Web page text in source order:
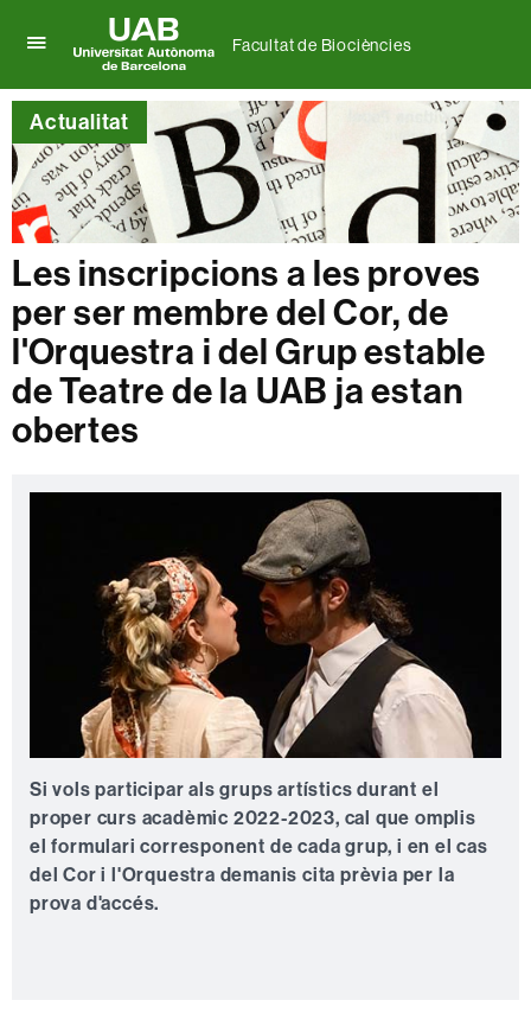
per
desplegar
el
menú
de
Facultat
de
Biociències
Universitat
Autònoma
de
Barcelona
Facultat de Biociències
Actualitat
Les inscripcions a les proves
per ser membre del Cor, de
l'Orquestra i del Grup estable
de Teatre de la UAB ja estan
obertes
Si vols participar als grups artístics durant el
proper curs acadèmic 2022-2023, cal que omplis
el formulari corresponent de cada grup, i en el cas
del Cor i l'Orquestra demanis cita prèvia per la
prova d'accés.